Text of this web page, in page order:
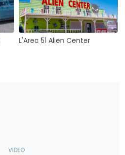
L'Area 51 Alien Center